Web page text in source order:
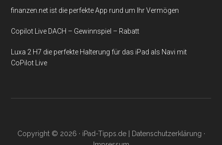
finanzen.net ist die perfekte App rund um Ihr Vermögen
Copilot Live DACH – Gewinnspiel – Rabatt
Luxa 2 H7 die perfekte Halterung für das iPad als Navi mit
CoPilot Live
Copyright © 2026 · iPad-Tipps.de| Datenschutzerklärung ·